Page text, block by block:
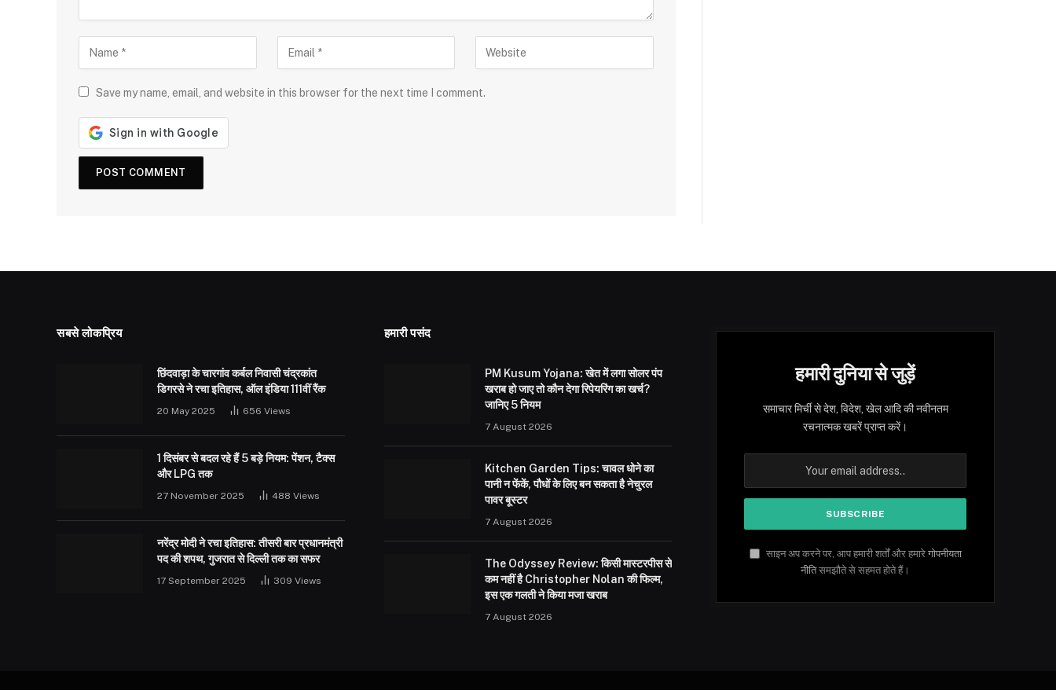
Save my name, email, and website in this browser for the next time I comment.
सबसे लोकप्रिय
छिंदवाड़ा के चारगांव कर्बल निवासी चंद्रकांत
डिगरसे ने रचा इतिहास, ऑल इंडिया 111वीं रैंक
20 May 2025 656 Views
1 दिसंबर से बदल रहे हैं 5 बड़े नियम: पेंशन, टैक्स
और LPG तक
27 November 2025 488 Views
नरेंद्र मोदी ने रचा इतिहास: तीसरी बार प्रधानमंत्री
पद की शपथ, गुजरात से दिल्ली तक का सफर
17 September 2025 309 Views
हमारी पसंद
PM Kusum Yojana: खेत में लगा सोलर पंप
खराब हो जाए तो कौन देगा रिपेयरिंग का खर्च?
जानिए 5 नियम
7 August 2026
Kitchen Garden Tips: चावल धोने का
पानी न फेंकें, पौधों के लिए बन सकता है नेचुरल
पावर बूस्टर
7 August 2026
The Odyssey Review: किसी मास्टरपीस से
कम नहीं है Christopher Nolan की फिल्म,
इस एक गलती ने किया मजा खराब
7 August 2026
हमारी दुनिया से जुड़ें
समाचार मिर्ची से देश, विदेश, खेल आदि की नवीनतम
रचनात्मक खबरें प्राप्त करें।
साइन अप करने पर, आप हमारी शर्तों और हमारे गोपनीयता
नीतिसमझौते से सहमत होते हैं।